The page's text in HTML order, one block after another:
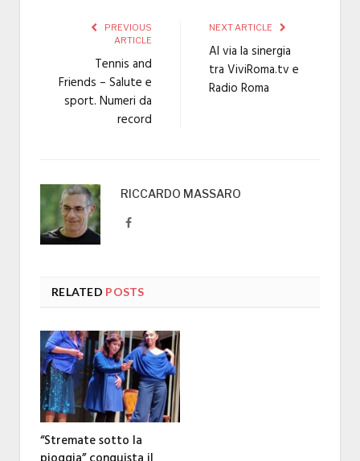
PREVIOUS
ARTICLE
Tennis and
Friends – Salute e
sport. Numeri da
record
NEXT ARTICLE
Al via la sinergia
tra ViviRoma.tv e
Radio Roma
RICCARDO MASSARO
Facebook
RELATED POSTS
“Stremate sotto la